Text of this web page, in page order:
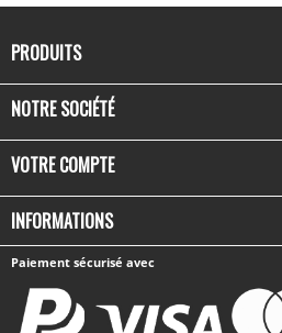
PRODUITS
NOTRE SOCIÉTÉ
VOTRE COMPTE
INFORMATIONS
Paiement sécurisé avec